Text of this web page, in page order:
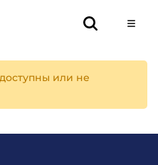
или не